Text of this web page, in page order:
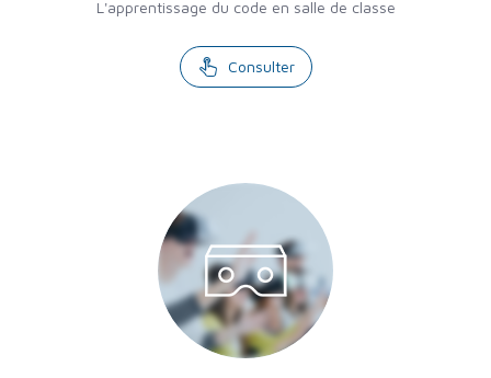
L'apprentissage du code en salle de classe
Consulter